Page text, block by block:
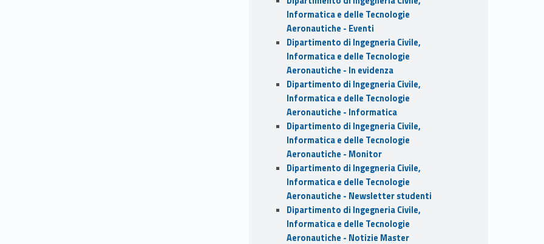
Informatica e delle Tecnologie
Aeronautiche - Eventi
Dipartimento di Ingegneria Civile,
Informatica e delle Tecnologie
Aeronautiche - In evidenza
Dipartimento di Ingegneria Civile,
Informatica e delle Tecnologie
Aeronautiche - Informatica
Dipartimento di Ingegneria Civile,
Informatica e delle Tecnologie
Aeronautiche - Monitor
Dipartimento di Ingegneria Civile,
Informatica e delle Tecnologie
Aeronautiche - Newsletter studenti
Dipartimento di Ingegneria Civile,
Informatica e delle Tecnologie
Aeronautiche - Notizie Master